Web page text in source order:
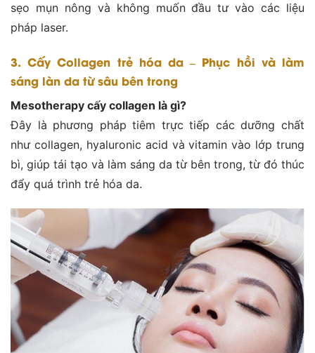
sẹo mụn nông và không muốn đầu tư vào các liệu
pháp laser.
3. Cấy Collagen trẻ hóa da – Phục hồi và làm
sáng làn da từ sâu bên trong
Mesotherapy cấy collagen là gì?
Đây là phương pháp tiêm trực tiếp các dưỡng chất
như collagen, hyaluronic acid và vitamin vào lớp trung
bì, giúp tái tạo và làm sáng da từ bên trong, từ đó thúc
đẩy quá trình trẻ hóa da.